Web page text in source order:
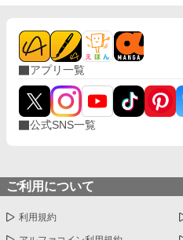
アプリ一覧
公式SNS一覧
ご利用について
利用規約